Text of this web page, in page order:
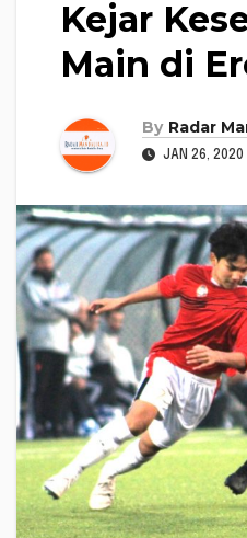
Kejar
Main di
By Radar
JAN 26, 2020